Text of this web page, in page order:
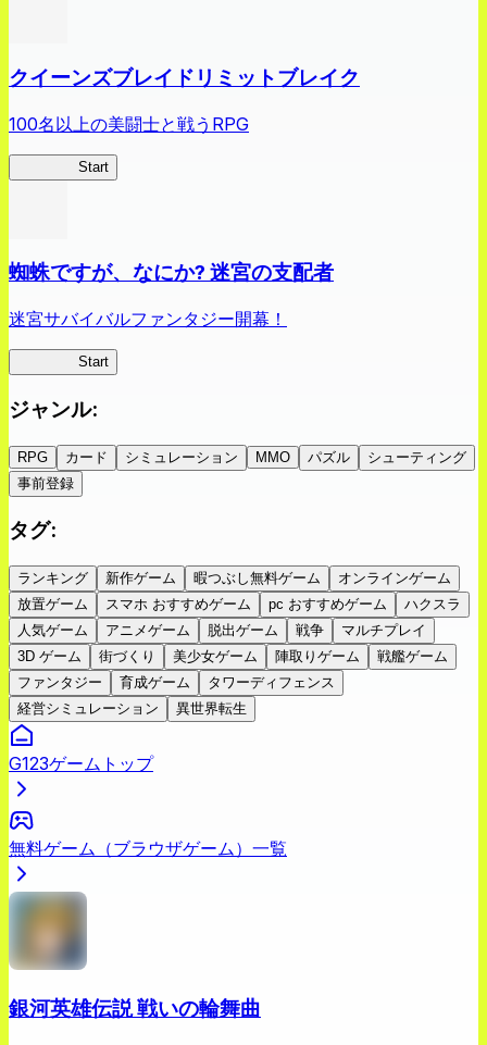
クイーンズブレイドリミットブレイク
100名以上の美闘士と戦うRPG
Start
蜘蛛ですが、なにか? 迷宮の支配者
迷宮サバイバルファンタジー開幕！
Start
ジャンル:
RPG カード シミュレーション MMO パズル
シューティング
事前登録
タグ:
ランキング 新作ゲーム 暇つぶし無料ゲーム
オンラインゲーム
放置ゲーム
スマホ おすすめゲーム pc おすすめゲーム
ハクスラ
人気ゲーム
アニメゲーム 脱出ゲーム 戦争
マルチプレイ
3D ゲーム
街づくり 美少女ゲーム 陣取りゲーム
戦艦ゲーム
ファンタジー
育成ゲーム
タワーディフェンス
経営シミュレーション
異世界転生
G123ゲームトップ
無料ゲーム（ブラウザゲーム）一覧
銀河英雄伝説 戦いの輪舞曲